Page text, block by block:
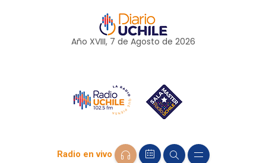
Año XVIII, 7 de Agosto de 2026
Radio en vivo